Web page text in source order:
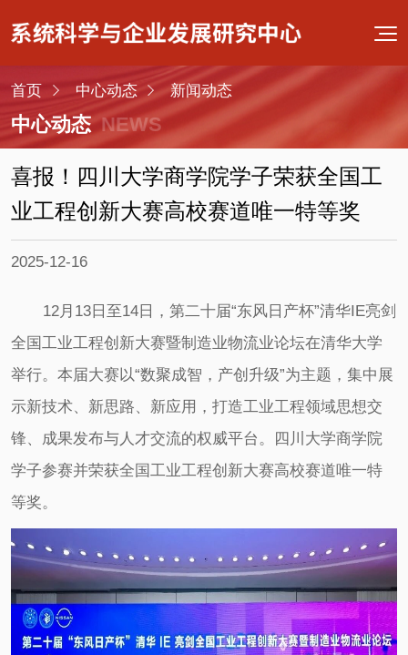
首页 中心动态 新闻动态
中心动态 NEWS
喜报！四川大学商学院学子荣获全国工
业工程创新大赛高校赛道唯一特等奖
2025-12-16
12月13日至14日，第二十届“东风日产杯”清华IE亮剑
全国工业工程创新大赛暨制造业物流业论坛在清华大学
举行。本届大赛以“数聚成智，产创升级”为主题，集中展
示新技术、新思路、新应用，打造工业工程领域思想交
锋、成果发布与人才交流的权威平台。四川大学商学院
学子参赛并荣获全国工业工程创新大赛高校赛道唯一特
等奖。